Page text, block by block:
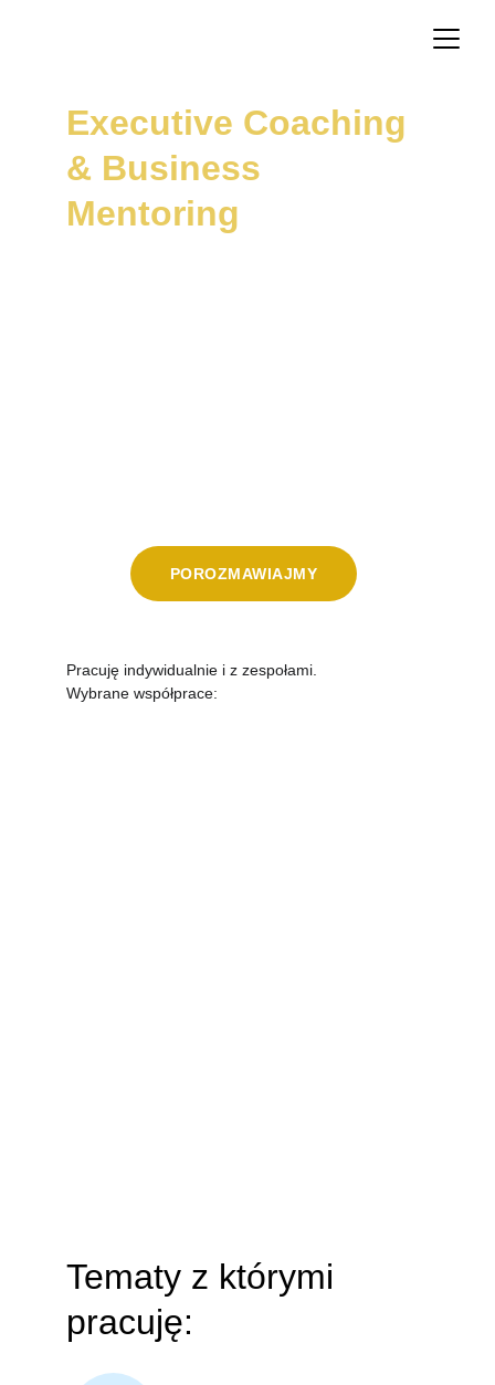
Executive Coaching
& Business
Mentoring
POROZMAWIAJMY
Pracuję indywidualnie i z zespołami.
Wybrane współprace:
Tematy z którymi
pracuję: